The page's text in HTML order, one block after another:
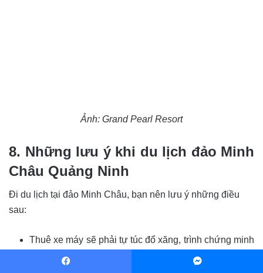
Ảnh: Grand Pearl Resort
8. Những lưu ý khi du lịch đảo Minh
Châu Quảng Ninh
Đi du lịch tại đảo Minh Châu, bạn nên lưu ý những điều
sau:
Thuê xe máy sẽ phải tự túc đổ xăng, trình chứng minh
thư bản gốc, để lại chứng minh nhân dân bản photo